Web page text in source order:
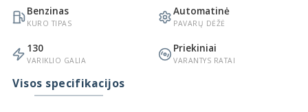
Benzinas
KURO TIPAS
Automatinė
PAVARŲ DĖŽĖ
130
VARIKLIO GALIA
Priekiniai
VARANTYS RATAI
Visos specifikacijos